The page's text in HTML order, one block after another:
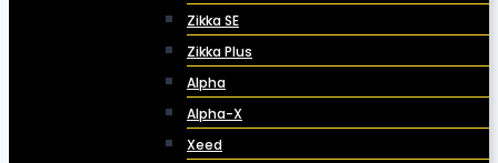
Zikka SE
Zikka Plus
Alpha
Alpha-X
Xeed